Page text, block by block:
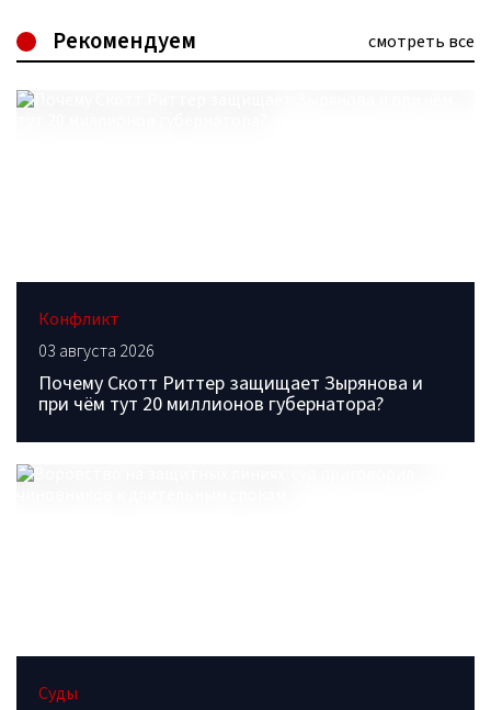
Рекомендуем смотреть все
Конфликт
03 августа 2026
Почему Скотт Риттер защищает Зырянова и
при чём тут 20 миллионов губернатора?
Суды